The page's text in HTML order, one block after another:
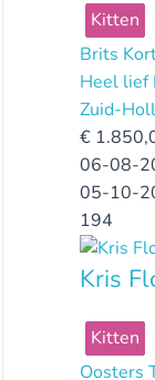
Kitten
Brits
Heel lief
Zuid-
€
06-08-
05-10-
194
Kris
Kitten
Oosters